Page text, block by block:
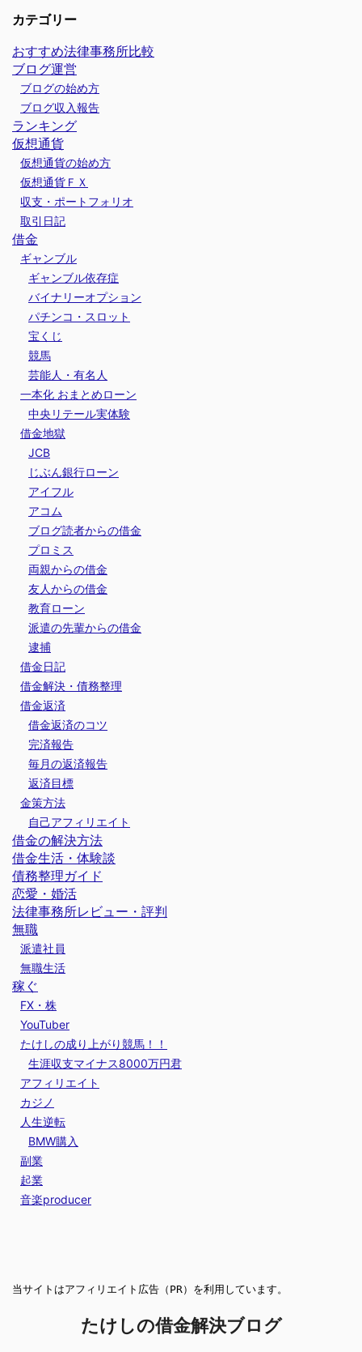
カテゴリー
おすすめ法律事務所比較
ブログ運営
ブログの始め方
ブログ収入報告
ランキング
仮想通貨
仮想通貨の始め方
仮想通貨ＦＸ
収支・ポートフォリオ
取引日記
借金
ギャンブル
ギャンブル依存症
バイナリーオプション
パチンコ・スロット
宝くじ
競馬
芸能人・有名人
一本化 おまとめローン
中央リテール実体験
借金地獄
JCB
じぶん銀行ローン
アイフル
アコム
ブログ読者からの借金
プロミス
両親からの借金
友人からの借金
教育ローン
派遣の先輩からの借金
逮捕
借金日記
借金解決・債務整理
借金返済
借金返済のコツ
完済報告
毎月の返済報告
返済目標
金策方法
自己アフィリエイト
借金の解決方法
借金生活・体験談
債務整理ガイド
恋愛・婚活
法律事務所レビュー・評判
無職
派遣社員
無職生活
稼ぐ
FX・株
YouTuber
たけしの成り上がり競馬！！
生涯収支マイナス8000万円君
アフィリエイト
カジノ
人生逆転
BMW購入
副業
起業
音楽producer
当サイトはアフィリエイト広告（PR）を利用しています。
たけしの借金解決ブログ